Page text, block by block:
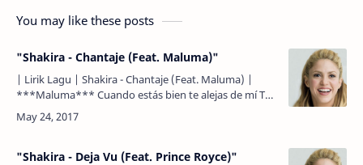
You may like these posts
"Shakira - Chantaje (Feat. Maluma)"
| Lirik Lagu | Shakira - Chantaje (Feat. Maluma) |
***Maluma*** Cuando estás bien te alejas de mí Te
sientes sola y siempre estoy ahí Es una guerra de
toma y …
"Shakira - Deja Vu (Feat. Prince Royce)"